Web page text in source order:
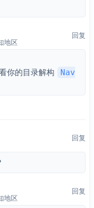
地区
回复
你的目录解构
Nav
回复
地区
回复